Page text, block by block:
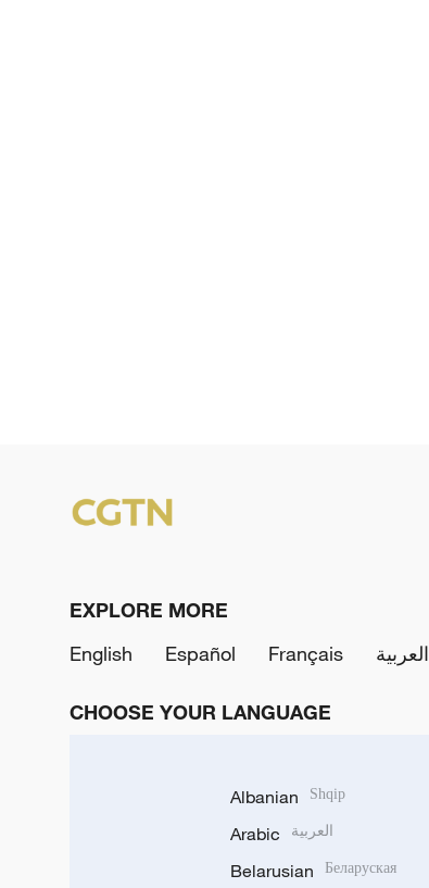
EXPLORE MORE
English
Español Français العربية
CHOOSE YOUR LANGUAGE
Albanian Shqip
Arabic العربية
Belarusian Беларуская